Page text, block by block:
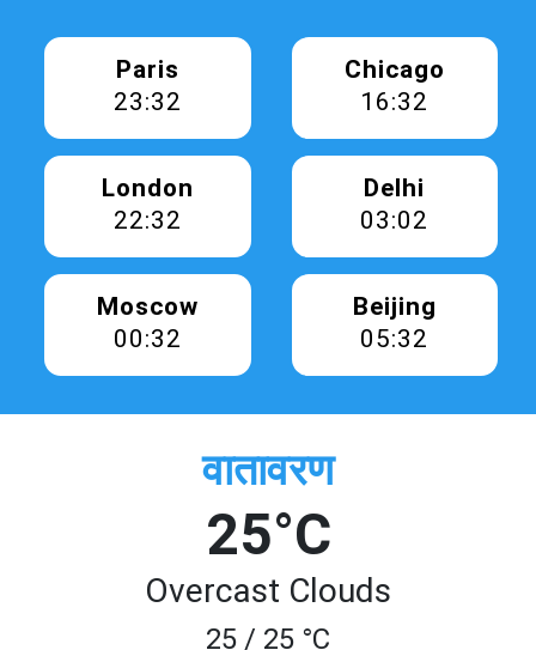
Paris
23:32
Chicago
16:32
London
22:32
Delhi
03:02
Moscow
00:32
Beijing
05:32
वातावरण
25°C
Overcast Clouds
25 / 25 °C